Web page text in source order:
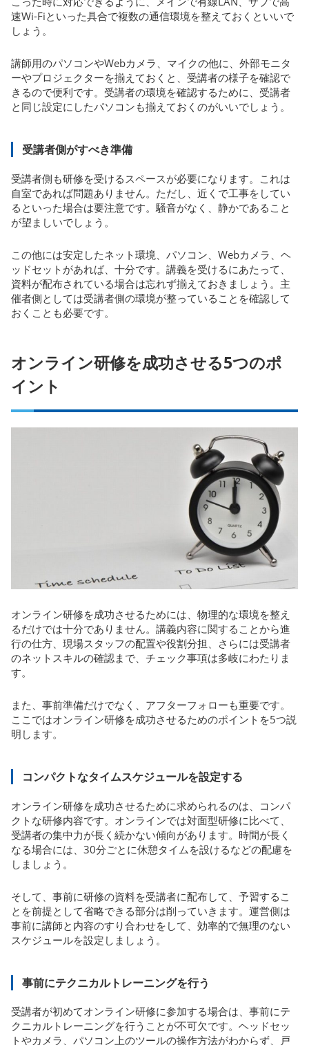
速Wi-Fiといった具合で複数の通信環境を整えておくといいで
しょう。
講師用のパソコンやWebカメラ、マイクの他に、外部モニタ
ーやプロジェクターを揃えておくと、受講者の様子を確認で
きるので便利です。受講者の環境を確認するために、受講者
と同じ設定にしたパソコンも揃えておくのがいいでしょう。
受講者側がすべき準備
受講者側も研修を受けるスペースが必要になります。これは
自室であれば問題ありません。ただし、近くで工事をしてい
るといった場合は要注意です。騒音がなく、静かであること
が望ましいでしょう。
この他には安定したネット環境、パソコン、Webカメラ、ヘ
ッドセットがあれば、十分です。講義を受けるにあたって、
資料が配布されている場合は忘れず揃えておきましょう。主
催者側としては受講者側の環境が整っていることを確認して
おくことも必要です。
オンライン研修を成功させる5つのポ
イント
オンライン研修を成功させるためには、物理的な環境を整え
るだけでは十分でありません。講義内容に関することから進
行の仕方、現場スタッフの配置や役割分担、さらには受講者
のネットスキルの確認まで、チェック事項は多岐にわたりま
す。
また、事前準備だけでなく、アフターフォローも重要です。
ここではオンライン研修を成功させるためのポイントを5つ説
明します。
コンパクトなタイムスケジュールを設定する
オンライン研修を成功させるために求められるのは、コンパ
クトな研修内容です。オンラインでは対面型研修に比べて、
受講者の集中力が長く続かない傾向があります。時間が長く
なる場合には、30分ごとに休憩タイムを設けるなどの配慮を
しましょう。
そして、事前に研修の資料を受講者に配布して、予習するこ
とを前提として省略できる部分は削っていきます。運営側は
事前に講師と内容のすり合わせをして、効率的で無理のない
スケジュールを設定しましょう。
事前にテクニカルトレーニングを行う
受講者が初めてオンライン研修に参加する場合は、事前にテ
クニカルトレーニングを行うことが不可欠です。ヘッドセッ
トやカメラ、パソコン上のツールの操作方法がわからず、戸